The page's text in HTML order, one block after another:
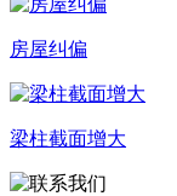
房屋纠偏
梁柱截面增大